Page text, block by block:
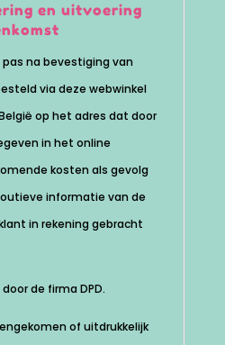
en uitvoering
na bevestiging van
via deze webwinkel
op het adres dat door
in het online
kosten als gevolg
informatie van de
in rekening gebracht
de firma DPD.
of uitdrukkelijk